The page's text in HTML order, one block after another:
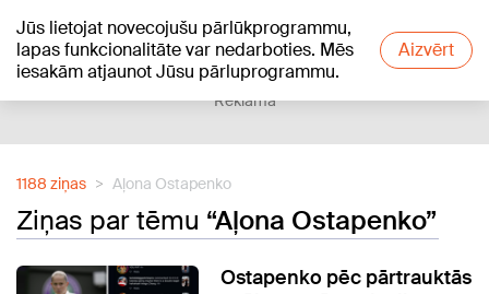
Jūs lietojat novecojušu pārlūkprogrammu,
lapas funkcionalitāte var nedarboties. Mēs
iesakām atjaunot Jūsu pārluprogrammu.
Aizvērt
+18°C
Reklāma
1188 ziņas Aļona Ostapenko
Ziņas par tēmu “Aļona Ostapenko”
Ostapenko pēc pārtrauktās